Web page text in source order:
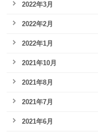
2022年3月
2022年2月
2022年1月
2021年10月
2021年8月
2021年7月
2021年6月